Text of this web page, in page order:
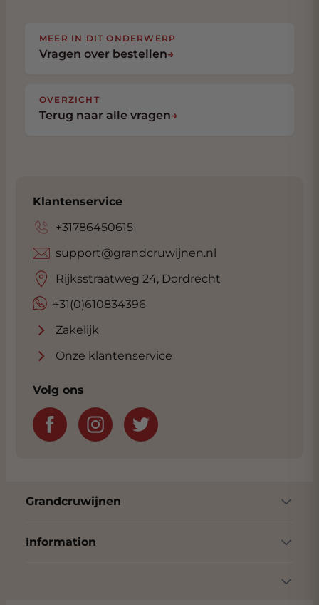
MEER IN DIT ONDERWERP
Vragen over bestellen→
OVERZICHT
Terug naar alle vragen→
Klantenservice
+31786450615
+31(0)610834396
support@grandcruwijnen.nl
Rijksstraatweg 24, Dordrecht
Zakelijk
Onze klantenservice
Volg ons
Grandcruwijnen
Information